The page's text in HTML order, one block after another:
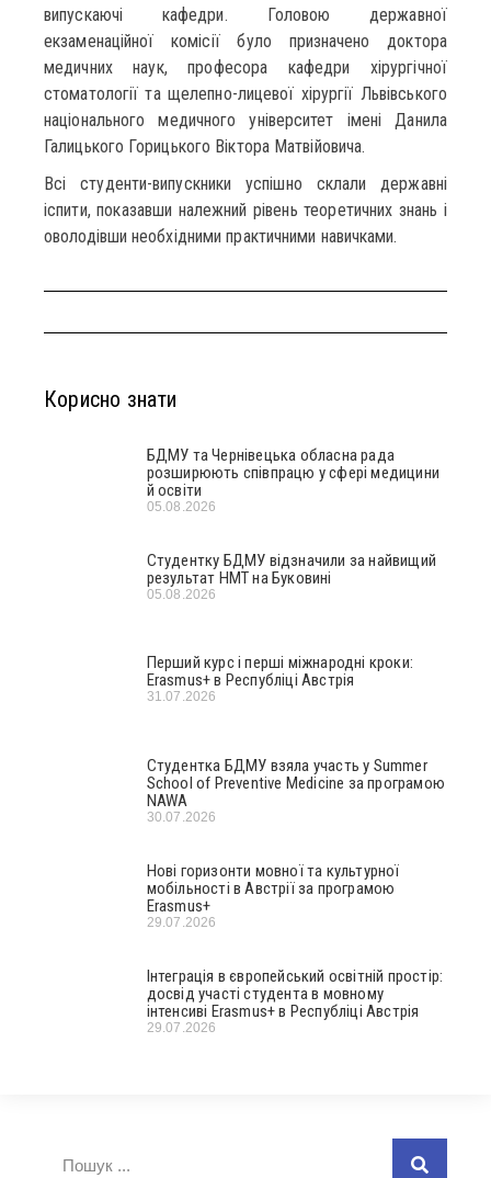
випускаючі кафедри. Головою державної
екзаменаційної комісії було призначено доктора
медичних наук, професора кафедри хірургічної
стоматології та щелепно-лицевої хірургії Львівського
національного медичного університет імені Данила
Галицького Горицького Віктора Матвійовича.
Всі студенти-випускники успішно склали державні
іспити, показавши належний рівень теоретичних знань і
оволодівши необхідними практичними навичками.
Корисно знати
БДМУ та Чернівецька обласна рада
розширюють співпрацю у сфері медицини
й освіти
05.08.2026
Студентку БДМУ відзначили за найвищий
результат НМТ на Буковині
05.08.2026
Перший курс і перші міжнародні кроки:
Erasmus+ в Республіці Австрія
31.07.2026
Студентка БДМУ взяла участь у Summer
School of Preventive Medicine за програмою
NAWA
30.07.2026
Нові горизонти мовної та культурної
мобільності в Австрії за програмою
Erasmus+
29.07.2026
Інтеграція в європейський освітній простір:
досвід участі студента в мовному
інтенсиві Erasmus+ в Республіці Австрія
29.07.2026